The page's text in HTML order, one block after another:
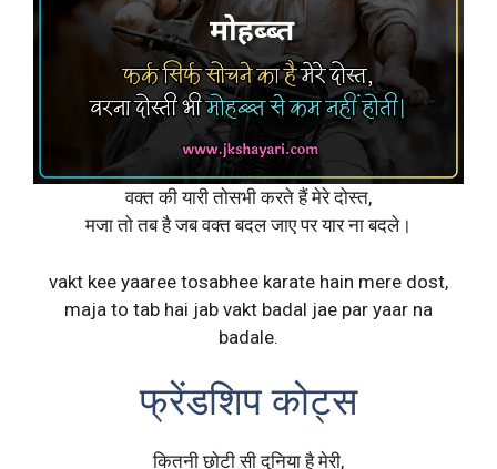
वक्त की यारी तोसभी करते हैं मेरे दोस्त,
मजा तो तब है जब वक्त बदल जाए पर यार ना बदले।
vakt kee yaaree tosabhee karate hain mere dost,
maja to tab hai jab vakt badal jae par yaar na
badale.
फ्रेंडशिप कोट्स
कितनी छोटी सी दुनिया है मेरी,